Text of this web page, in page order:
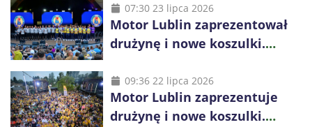
07:30 23 lipca 2026
Motor Lublin zaprezentował
drużynę i nowe koszulki.
zespół w sezonie 2026/27
09:36 22 lipca 2026
Motor Lublin zaprezentuje
drużynę i nowe koszulki.